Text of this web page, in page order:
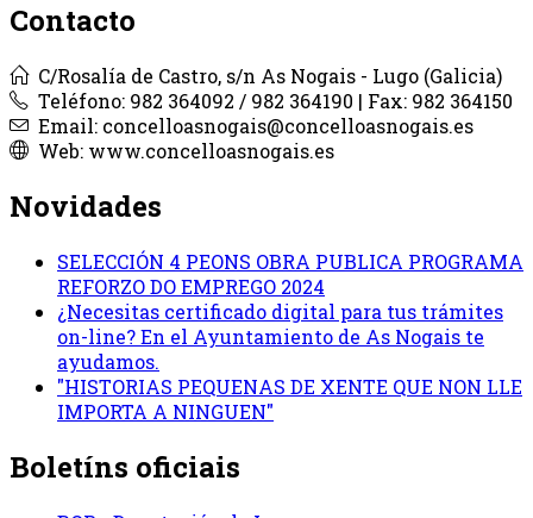
Contacto
C/Rosalía de Castro, s/n As Nogais - Lugo (Galicia)
Teléfono: 982 364092 / 982 364190 | Fax: 982 364150
Email: concelloasnogais@concelloasnogais.es
Web: www.concelloasnogais.es
Novidades
SELECCIÓN 4 PEONS OBRA PUBLICA PROGRAMA
REFORZO DO EMPREGO 2024
¿Necesitas certificado digital para tus trámites
on-line? En el Ayuntamiento de As Nogais te
ayudamos.
"HISTORIAS PEQUENAS DE XENTE QUE NON LLE
IMPORTA A NINGUEN"
Boletíns oficiais